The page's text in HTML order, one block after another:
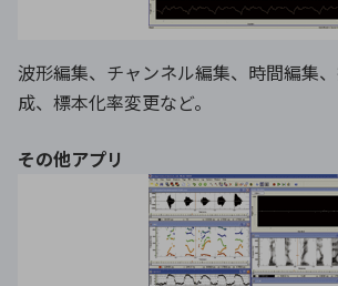
波形編集、チャンネル編集、時間編集
成、標本化率変更など。
その他アプリ